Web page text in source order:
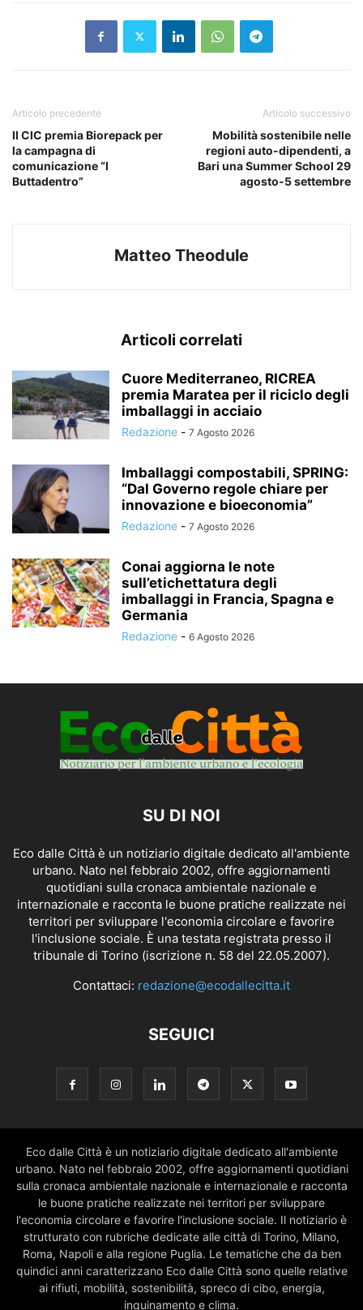
Articolo precedente
Il CIC premia Biorepack per
la campagna di
comunicazione “I
Buttadentro”
Articolo successivo
Mobilità sostenibile nelle
regioni auto-dipendenti, a
Bari una Summer School 29
agosto-5 settembre
Matteo Theodule
Articoli correlati
Cuore Mediterraneo, RICREA
premia Maratea per il riciclo degli
imballaggi in acciaio
Redazione - 7 Agosto 2026
Imballaggi compostabili, SPRING:
“Dal Governo regole chiare per
innovazione e bioeconomia”
Redazione - 7 Agosto 2026
Conai aggiorna le note
sull’etichettatura degli
imballaggi in Francia, Spagna e
Germania
Redazione - 6 Agosto 2026
SU DI NOI
Eco dalle Città è un notiziario digitale dedicato all'ambiente
urbano. Nato nel febbraio 2002, offre aggiornamenti
quotidiani sulla cronaca ambientale nazionale e
internazionale e racconta le buone pratiche realizzate nei
territori per sviluppare l'economia circolare e favorire
l'inclusione sociale. È una testata registrata presso il
tribunale di Torino (iscrizione n. 58 del 22.05.2007).
Contattaci: redazione@ecodallecitta.it
SEGUICI
Eco dalle Città è un notiziario digitale dedicato all'ambiente
urbano. Nato nel febbraio 2002, offre aggiornamenti quotidiani
sulla cronaca ambientale nazionale e internazionale e racconta
le buone pratiche realizzate nei territori per sviluppare
l'economia circolare e favorire l'inclusione sociale. Il notiziario è
strutturato con rubriche dedicate alle città di Torino, Milano,
Roma, Napoli e alla regione Puglia. Le tematiche che da ben
quindici anni caratterizzano Eco dalle Città sono quelle relative
ai rifiuti, mobilità, sostenibilità, spreco di cibo, energia,
inquinamento e clima.